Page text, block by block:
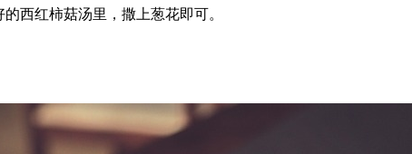
西红柿菇汤里，撒上葱花即可。